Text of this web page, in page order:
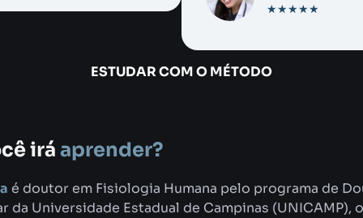
★★★★★
ESTUDAR COM O MÉTODO
irá aprender?
é doutor em Fisiologia Humana pelo programa de
da Universidade Estadual de Campinas (UNICAMP),